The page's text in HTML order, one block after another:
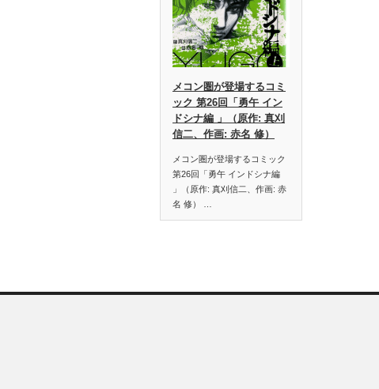
メコン圏が登場するコミ
ック 第26回「勇午 イン
ドシナ編 」（原作: 真刈
信二、作画: 赤名 修）
メコン圏が登場するコミック
第26回「勇午 インドシナ編
」（原作: 真刈信二、作画: 赤
名 修） …